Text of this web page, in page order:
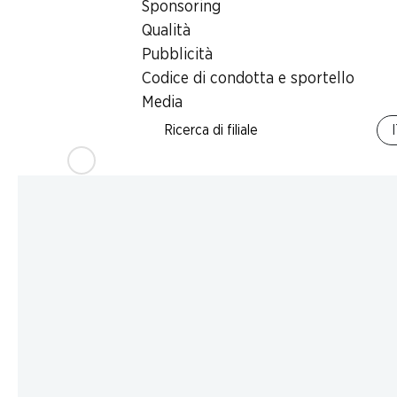
Sponsoring
Qualità
Pubblicità
Codice di condotta e sportello
Media
Ricerca di filiale